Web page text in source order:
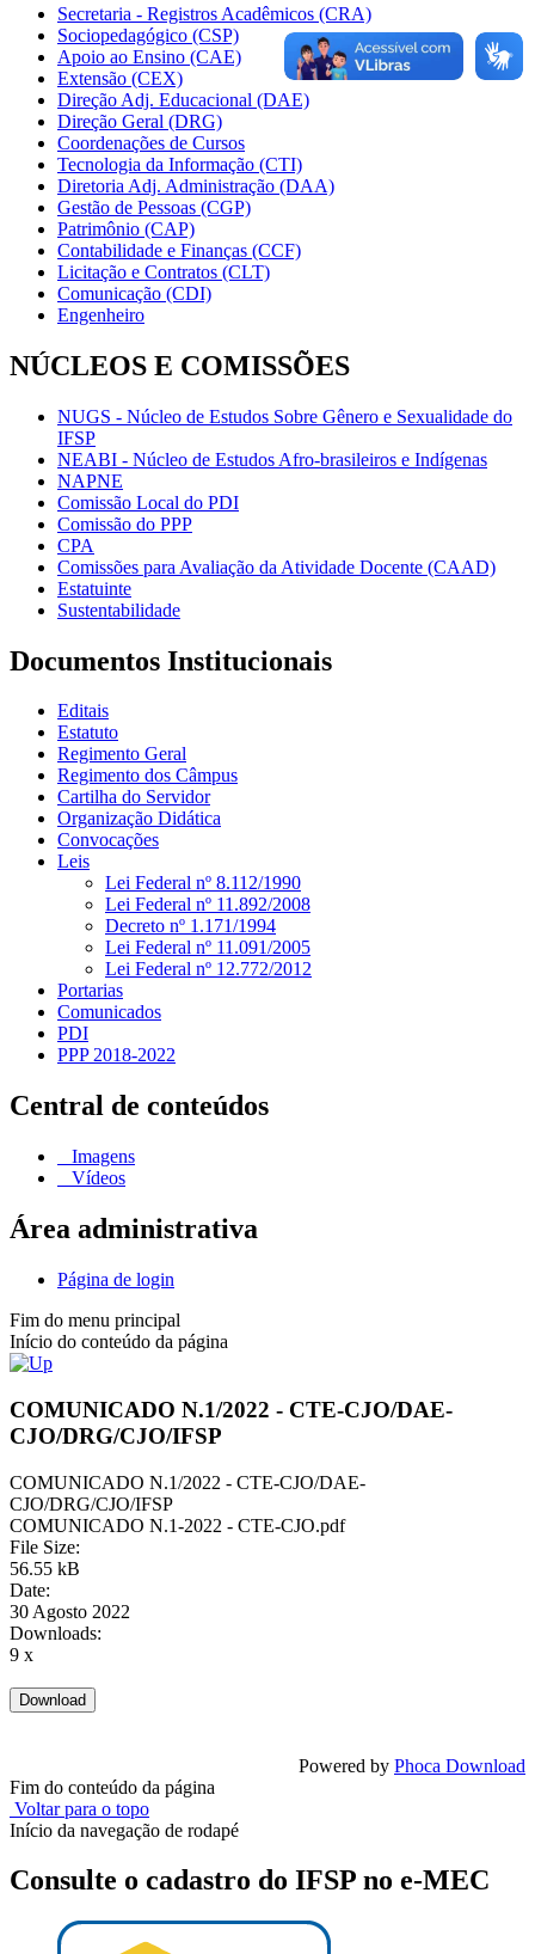
Secretaria - Registros Acadêmicos (CRA)
Sociopedagógico (CSP)
Apoio ao Ensino (CAE)
Extensão (CEX)
Direção Adj. Educacional (DAE)
Direção Geral (DRG)
Coordenações de Cursos
Tecnologia da Informação (CTI)
Diretoria Adj. Administração (DAA)
Gestão de Pessoas (CGP)
Patrimônio (CAP)
Contabilidade e Finanças (CCF)
Licitação e Contratos (CLT)
Comunicação (CDI)
Engenheiro
NÚCLEOS E COMISSÕES
NUGS - Núcleo de Estudos Sobre Gênero e Sexualidade do
IFSP
NEABI - Núcleo de Estudos Afro-brasileiros e Indígenas
NAPNE
Comissão Local do PDI
Comissão do PPP
CPA
Comissões para Avaliação da Atividade Docente (CAAD)
Estatuinte
Sustentabilidade
Documentos Institucionais
Editais
Estatuto
Regimento Geral
Regimento dos Câmpus
Cartilha do Servidor
Organização Didática
Convocações
Leis
Lei Federal nº 8.112/1990
Lei Federal nº 11.892/2008
Decreto nº 1.171/1994
Lei Federal nº 11.091/2005
Lei Federal nº 12.772/2012
Portarias
Comunicados
PDI
PPP 2018-2022
Central de conteúdos
Imagens
Vídeos
Área administrativa
Página de login
Fim do menu principal
Início do conteúdo da página
COMUNICADO N.1/2022 - CTE-CJO/DAE-
CJO/DRG/CJO/IFSP
COMUNICADO N.1/2022 - CTE-CJO/DAE-
CJO/DRG/CJO/IFSP
COMUNICADO N.1-2022 - CTE-CJO.pdf
File Size:
56.55 kB
Date:
30 Agosto 2022
Downloads:
9 x
Powered by Phoca Download
Fim do conteúdo da página
Voltar para o topo
Início da navegação de rodapé
Consulte o cadastro do IFSP no e-MEC